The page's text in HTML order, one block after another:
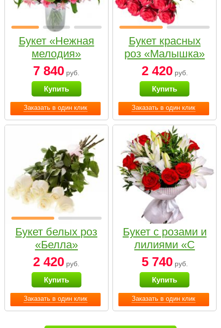
Заказать в один клик
Букет «Нежная
мелодия»
7 840 руб.
Купить
Заказать в один клик
Букет красных
роз «Малышка»
2 420руб.
Купить
Заказать в один клик
Букет белых роз
«Белла»
2 420 руб.
Купить
Заказать в один клик
Букет с розами и
лилиями «С
наилучшими
пожеланиями»
5 740руб.
Купить